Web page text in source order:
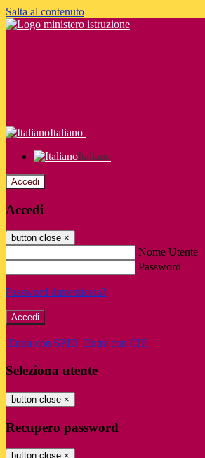
Salta al contenuto
Italiano
Italiano
Accedi
Accedi
button close ×
Nome Utente
Password
Password dimenticata?
-
Entra con SPID Entra con CIE
Seleziona utente
button close ×
Recupero password
button close ×